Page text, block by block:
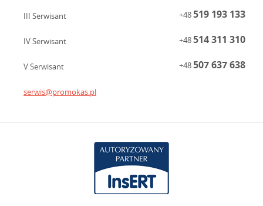
III Serwisant +48519 193 133
IV Serwisant +48514 311 310
V Serwisant +48507 637 638
serwis@promokas.pl